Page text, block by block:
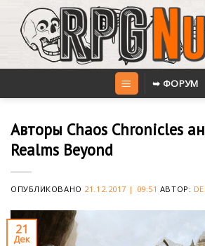
content
➥ ФОРУМ
Авторы Chaos Chronicles
Realms Beyond
ОПУБЛИКОВАНО 21.12.2017 | 09:51 АВТОР:
21
Дек